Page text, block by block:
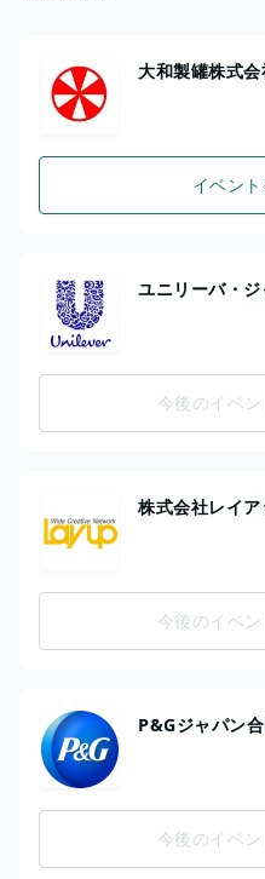
大和製罐株式会
イベン
ユニリーバ・
今後のイベ
株式会社レイ
今後のイベ
P&Gジャパン
今後のイベ